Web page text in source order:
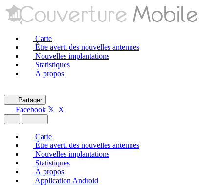
Carte
Être averti des nouvelles antennes
Nouvelles implantations
Statistiques
À propos
Partager
Facebook 𝕏 X
Carte
Être averti des nouvelles antennes
Nouvelles implantations
Statistiques
À propos
Application Android